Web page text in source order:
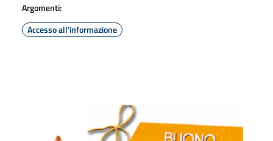
Argomenti:
Accesso all'informazione